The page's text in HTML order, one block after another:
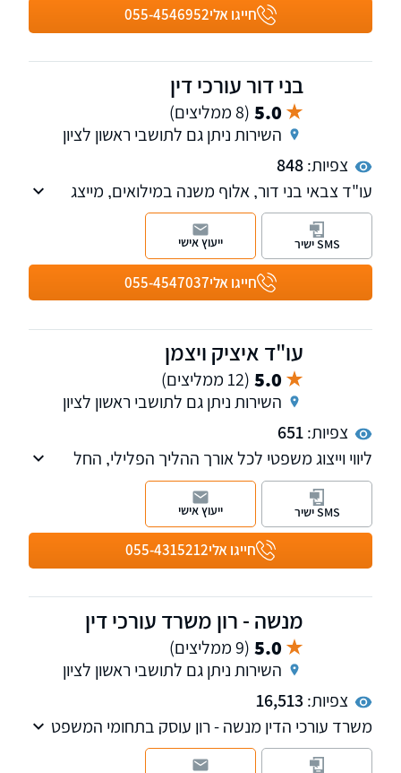
חייגו אלי055-4546952
בני דור עורכי דין
5.0 (8 ממליצים)
השירות ניתן גם לתושבי ראשון לציון
צפיות:848
עו"ד צבאי בני דור, אלוף משנה במילואים, מייצג
ומייעץ למועמדים לשירות ביטחון, לחיילים בסדיר
ובמילואים בנושאים של פרופיל רפואי/נפשי, פטור
או שחרור, שיבוץ ותפקידים, הקלות בתנאי שירות.
אני משרת את לקוחותיי בא.מ.ו.נ.ה: שילוב של
אמינות, מחויבות, ודאות נחישות והצלחה.
חייגו אלי055-4547037
SMS ישיר ייעוץ אישי
עו"ד איציק ויצמן
5.0 (12 ממליצים)
השירות ניתן גם לתושבי ראשון לציון
צפיות:651
ליווי וייצוג משפטי לכל אורך ההליך הפלילי, החל
מהשלבים הראשוניים של החקירה, דרך הליכי
ביניים כגון מעצרים וצווים מגבילים, ועד לייצוג בבתי
המשפט ובערכאות השונות.
חייגו אלי055-4315212
SMS ישיר ייעוץ אישי
מנשה - רון משרד עורכי דין
5.0 (9 ממליצים)
השירות ניתן גם לתושבי ראשון לציון
צפיות: 16,513
משרד עורכי הדין מנשה - רון עוסק בתחומי המשפט
הפלילי וצווארון לבן.